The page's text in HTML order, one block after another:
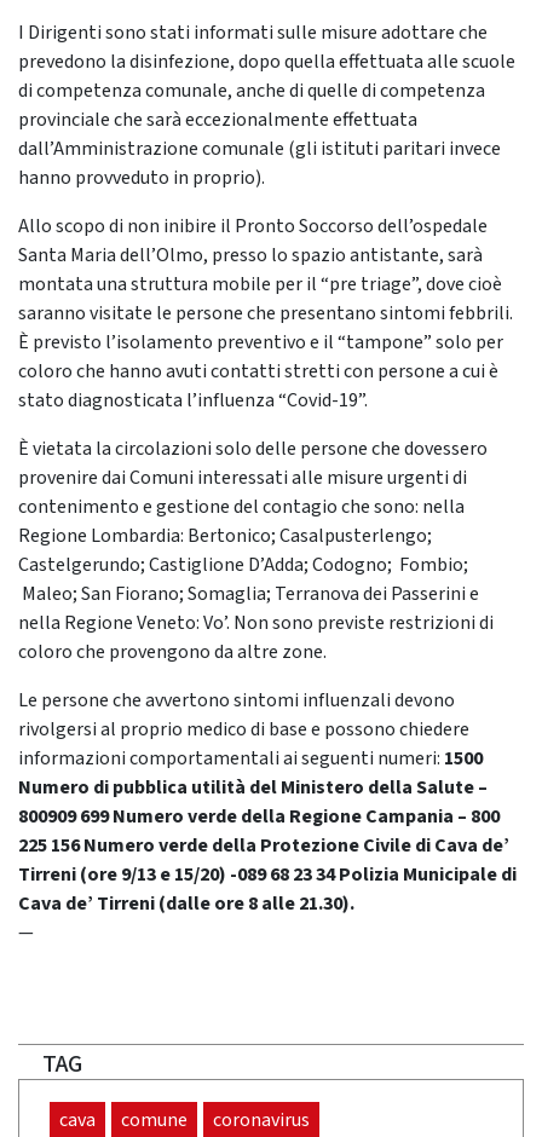
I Dirigenti sono stati informati sulle misure adottare che
prevedono la disinfezione, dopo quella effettuata alle scuole
di competenza comunale, anche di quelle di competenza
provinciale che sarà eccezionalmente effettuata
dall’Amministrazione comunale (gli istituti paritari invece
hanno provveduto in proprio).
Allo scopo di non inibire il Pronto Soccorso dell’ospedale
Santa Maria dell’Olmo, presso lo spazio antistante, sarà
montata una struttura mobile per il “pre triage”, dove cioè
saranno visitate le persone che presentano sintomi febbrili.
È previsto l’isolamento preventivo e il “tampone” solo per
coloro che hanno avuti contatti stretti con persone a cui è
stato diagnosticata l’influenza “Covid-19”.
È vietata la circolazioni solo delle persone che dovessero
provenire dai Comuni interessati alle misure urgenti di
contenimento e gestione del contagio che sono: nella
Regione Lombardia: Bertonico; Casalpusterlengo;
Castelgerundo; Castiglione D’Adda; Codogno; Fombio;
Maleo; San Fiorano; Somaglia; Terranova dei Passerini e
nella Regione Veneto: Vo’. Non sono previste restrizioni di
coloro che provengono da altre zone.
Le persone che avvertono sintomi influenzali devono
rivolgersi al proprio medico di base e possono chiedere
informazioni comportamentali ai seguenti numeri: 1500
Numero di pubblica utilità del Ministero della Salute –
800909 699 Numero verde della Regione Campania – 800
225 156 Numero verde della Protezione Civile di Cava de’
Tirreni (ore 9/13 e 15/20) -089 68 23 34 Polizia Municipale di
Cava de’ Tirreni (dalle ore 8 alle 21.30).
—
TAG
cava comune coronavirus